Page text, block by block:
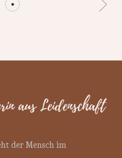
der Mensch im